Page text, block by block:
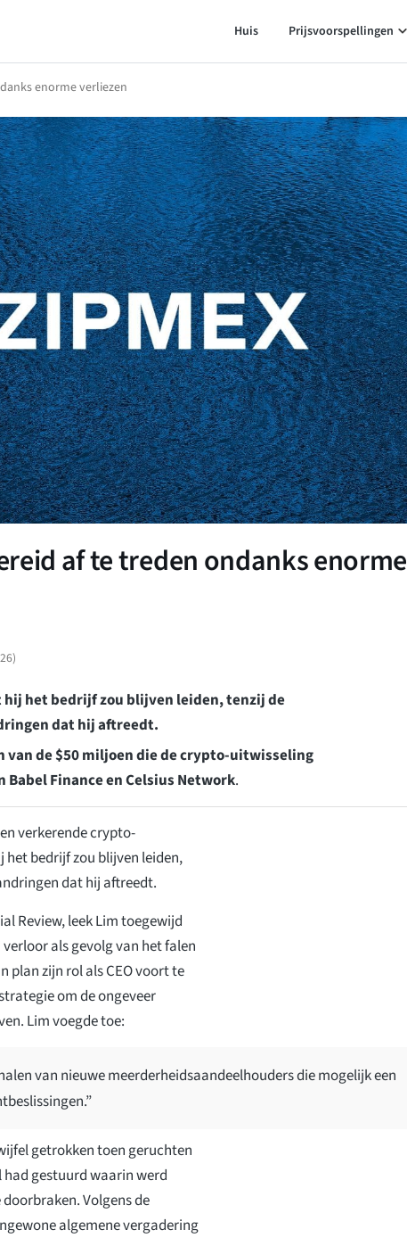
Huis Prijsvoorspellingen
enorme verliezen
af te treden ondanks enorme
)
hij het bedrijf zou blijven leiden, tenzij de
dat hij aftreedt.
de $50 miljoen die de crypto-uitwisseling
Finance en Celsius Network.
verkerende crypto-
bedrijf zou blijven leiden,
dat hij aftreedt.
Review, leek Lim toegewijd
als gevolg van het falen
plan zijn rol als CEO voort te
om de ongeveer
Lim voegde toe:
van nieuwe meerderheidsaandeelhouders die mogelijk een
getrokken toen geruchten
gestuurd waarin werd
Volgens de
algemene vergadering